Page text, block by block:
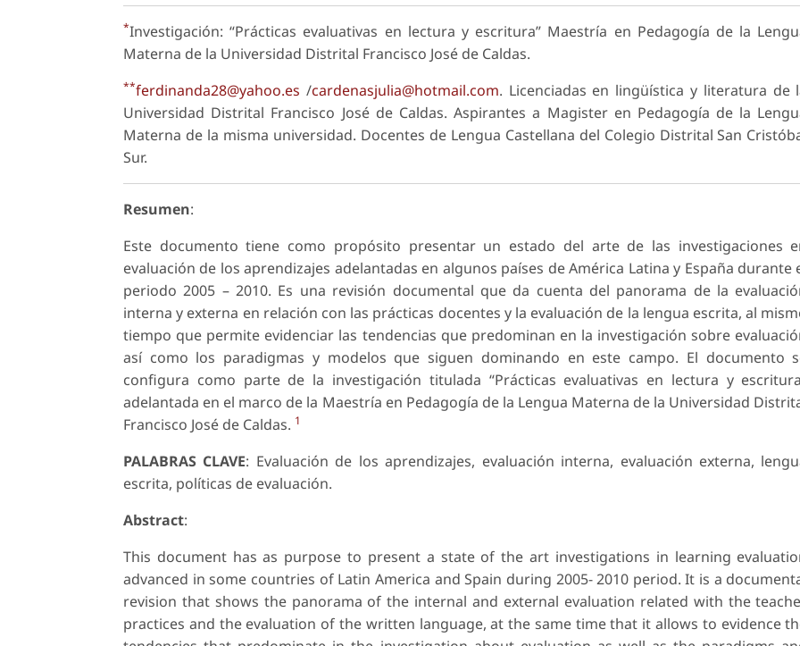
*Investigación: “Prácticas evaluativas en lectura y escritura” Maestría en Pedagogía de la
Materna de la Universidad Distrital Francisco José de Caldas.
**ferdinanda28@yahoo.es /cardenasjulia@hotmail.com. Licenciadas en lingüística y literatura de
Universidad Distrital Francisco José de Caldas. Aspirantes a Magister en Pedagogía de la
Materna de la misma universidad. Docentes de Lengua Castellana del Colegio Distrital San
Sur.
Resumen:
Este documento tiene como propósito presentar un estado del arte de las investigaciones
evaluación de los aprendizajes adelantadas en algunos países de América Latina y España durante
periodo 2005 – 2010. Es una revisión documental que da cuenta del panorama de la
interna y externa en relación con las prácticas docentes y la evaluación de la lengua escrita, al
tiempo que permite evidenciar las tendencias que predominan en la investigación sobre
así como los paradigmas y modelos que siguen dominando en este campo. El documento
configura como parte de la investigación titulada “Prácticas evaluativas en lectura y
adelantada en el marco de la Maestría en Pedagogía de la Lengua Materna de la Universidad
Francisco José de Caldas. 1
PALABRAS CLAVE: Evaluación de los aprendizajes, evaluación interna, evaluación externa,
escrita, políticas de evaluación.
Abstract:
This document has as purpose to present a state of the art investigations in learning
advanced in some countries of Latin America and Spain during 2005- 2010 period. It is a
revision that shows the panorama of the internal and external evaluation related with the
practices and the evaluation of the written language, at the same time that it allows to evidence